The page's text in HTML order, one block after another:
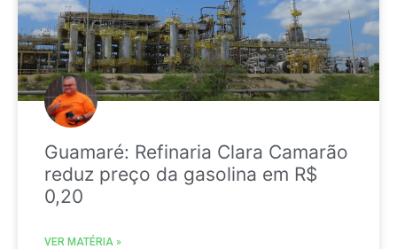
Guamaré: Refinaria Clara Camarão
reduz preço da gasolina em R$
0,20
VER MATÉRIA »